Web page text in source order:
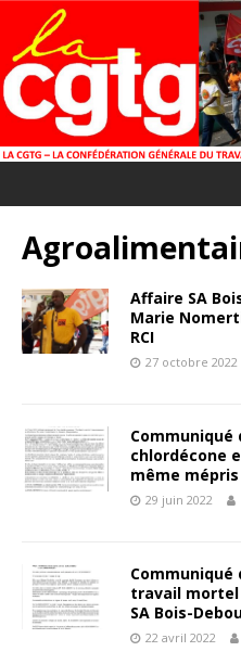
Affaire SA
Marie
RCI
27 octobre 2022
Communiqué
chlordécone
même
29 juin 2022
Communiqué
travail mortel
SA Bois-
22 avril 2022